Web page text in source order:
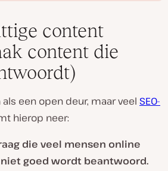
V
e
a
s
p
e
l
content
content die
een open deur, maar veel SEO-
hierop neer:
die veel mensen online
goed wordt beantwoord.